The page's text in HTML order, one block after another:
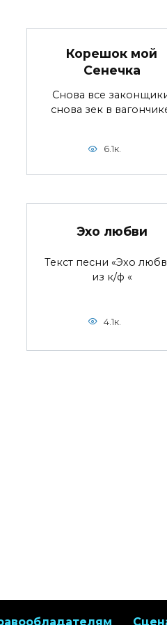
Корешок мой
Сенечка
Снова все
снова зек в
6.1к.
Эхо любви
Текст песни «Эхо
из к/ф «
4.1к.